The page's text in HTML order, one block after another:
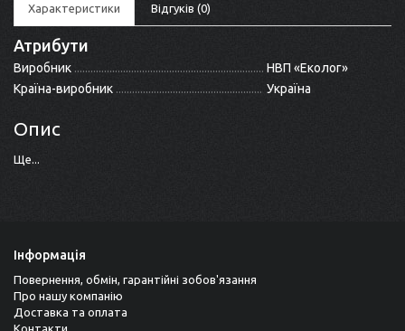
Характеристики Відгуків (0)
Атрибути
Виробник
НВП «Еколог»
Країна-виробник
Україна
Опис
Ще...
Інформація
Повернення, обмін, гарантійні зобов'язання
Про нашу компанію
Доставка та оплата
Контакти